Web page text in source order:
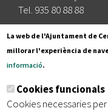
Tel. 935 80 88 88
Segueix-nos a:
Subscriu-te al
La web de l'Ajuntament de
millorar l'experiència de
informació.
Cookies funcionals
Cookies necessaries